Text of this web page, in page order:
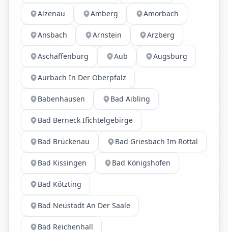
Alzenau Amberg Amorbach
Ansbach Arnstein Arzberg
Aschaffenburg Aub Augsburg
Aürbach In Der Oberpfalz
Babenhausen Bad Aibling
Bad Berneck Ifichtelgebirge
Bad Brückenau Bad Griesbach Im Rottal
Bad Kissingen Bad Königshofen
Bad Kötzting
Bad Neustadt An Der Saale
Bad Reichenhall